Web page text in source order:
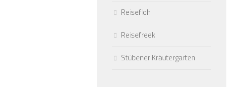
Reisefloh
Reisefreek
Stübener Kräutergarten